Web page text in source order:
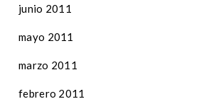
junio 2011
mayo 2011
marzo 2011
febrero 2011